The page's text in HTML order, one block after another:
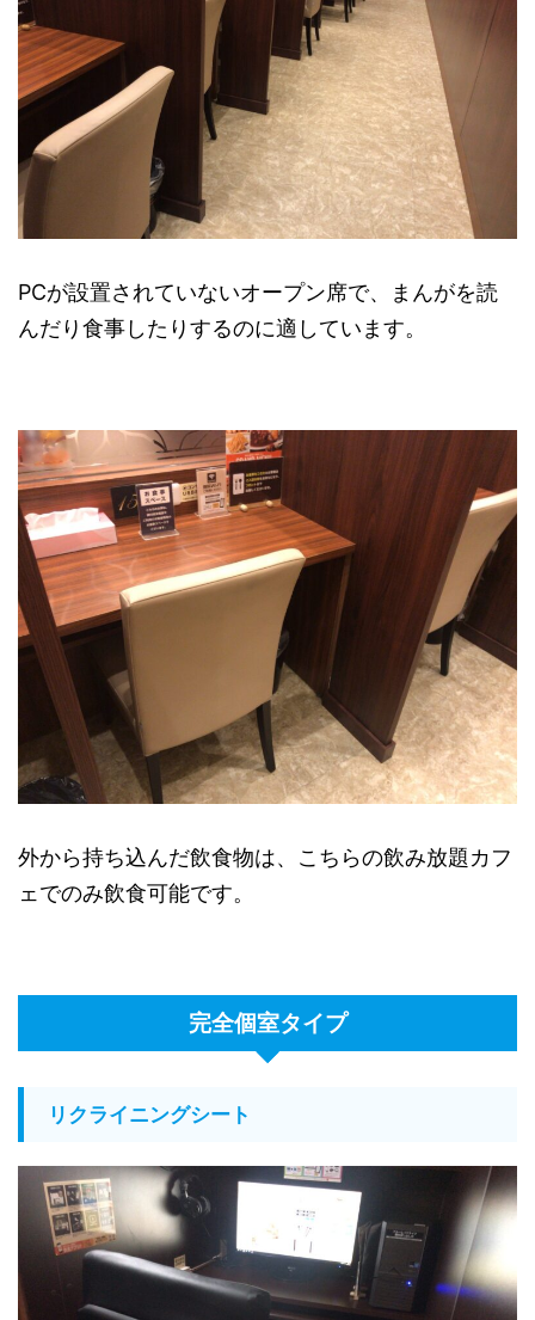
PCが設置されていないオープン席で、まんがを読
んだり食事したりするのに適しています。
外から持ち込んだ飲食物は、こちらの飲み放題カフ
ェでのみ飲食可能です。
完全個室タイプ
リクライニングシート